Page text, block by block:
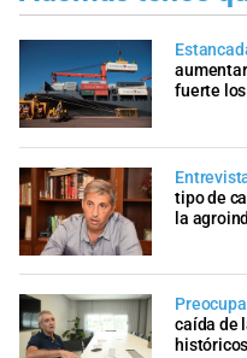
fuerte
tipo de
la
caída de